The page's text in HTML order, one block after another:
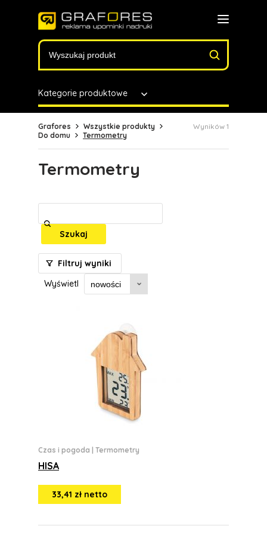
Kategorie produktowe
Grafores
Wszystkie produkty
Do domu
Termometry
Wyników 1
Termometry
Szukaj
Filtruj wyniki
Wyświetl
Czas i pogoda Termometry
HISA
33,41 zł netto